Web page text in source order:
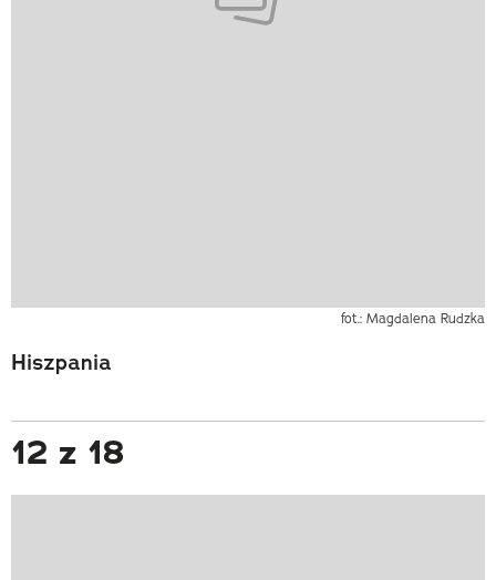
fot.: Magdalena Rudzka
Hiszpania
12 z 18